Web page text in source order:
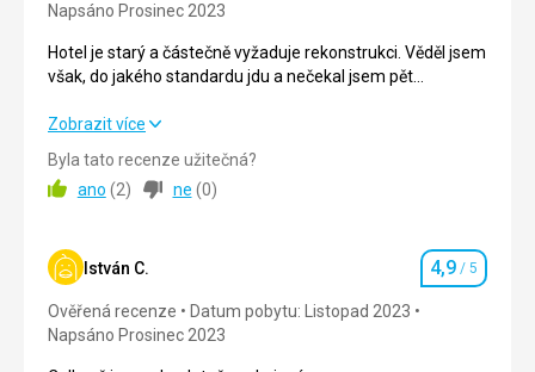
Okolí
Služby 4,0/ 5
Pláž
Není k dispozicii u hotellu
Napsáno Prosinec 2023
Hotel je starý a částečně vyžaduje rekonstrukci. Věděl jsem
však, do jakého standardu jdu a nečekal jsem pět
Hotel je starý a částečně vyžaduje rekonstrukci. Věděl jsem
hvězdiček za cenu tří. Skvělá lokalita!
Ubytování 3,0/ 5
Okolí
Zobrazit více
Byla tato recenze užitečná?
ano (2) ne (0)
István C. Hodnocení
4,9 / 5
Ověřená recenze
Datum pobytu: Listopad 2023
Napsáno Prosinec 2023